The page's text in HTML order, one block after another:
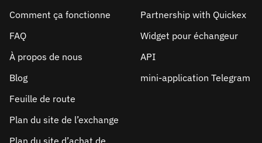
Comment ça fonctionne
FAQ
À propos de nous
Blog
Feuille de route
Plan du site de l’exchange
Plan du site d’achat de
Partnership with Quickex
Widget pour échangeur
API
mini-application Telegram